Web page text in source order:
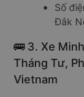
Số
Đắk
🚌 3. Xe
Tháng Tư,
Vietnam